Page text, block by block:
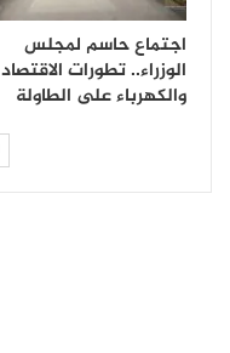
اجتماع حاسم لمجلس
الوزراء.. تطورات الاقتصاد
والكهرباء على الطاولة